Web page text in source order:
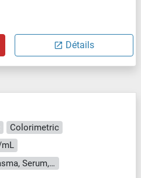
Détails
Colorimetric
mL
Cell Culture Supernatant, Plasma, Serum, Tissue Homogenate